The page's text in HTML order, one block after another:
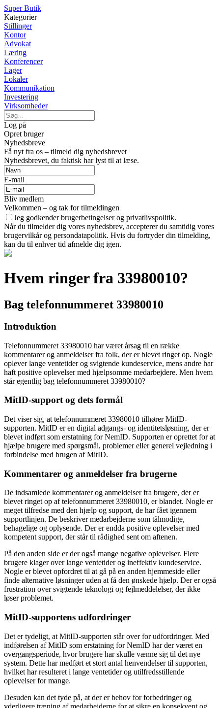
Super Butik
Kategorier
Stillinger
Kontor
Advokat
Læring
Konferencer
Lager
Lokaler
Kommunikation
Investering
Virksomheder
Log på
Opret bruger
Nyhedsbreve
Få nyt fra os – tilmeld dig nyhedsbrevet
Nyhedsbrevet, du faktisk har lyst til at læse.
E-mail
Bliv medlem
Velkommen – og tak for tilmeldingen
Jeg godkender brugerbetingelser og privatlivspolitik.
Når du tilmelder dig vores nyhedsbrev, accepterer du samtidig vores
brugervilkår og persondatapolitik. Hvis du fortryder din tilmelding,
kan du til enhver tid afmelde dig igen.
Hvem ringer fra 33980010?
Bag telefonnummeret 33980010
Introduktion
Telefonnummeret 33980010 har været årsag til en række
kommentarer og anmeldelser fra folk, der er blevet ringet op. Nogle
oplever lange ventetider og svigtende kundeservice, mens andre har
haft positive oplevelser med hjælpsomme medarbejdere. Men hvem
står egentlig bag telefonnummeret 33980010?
MitID-support og dets formål
Det viser sig, at telefonnummeret 33980010 tilhører MitID-
supporten. MitID er en digital adgangs- og identitetsløsning, der er
blevet indført som erstatning for NemID. Supporten er oprettet for at
hjælpe brugere med spørgsmål, problemer eller generel vejledning i
forbindelse med brugen af MitID.
Kommentarer og anmeldelser fra brugerne
De indsamlede kommentarer og anmeldelser fra brugere, der er
blevet ringet op af telefonnummeret 33980010, er blandet. Nogle er
meget tilfredse med den hjælp og support, de har fået igennem
supportlinjen. De beskriver medarbejderne som tålmodige,
behagelige og oplysende. Der er endda positive oplevelser med
kompetent support, der står til rådighed sent om aftenen.
På den anden side er der også mange negative oplevelser. Flere
brugere klager over lange ventetider og ineffektiv kundeservice.
Nogle er blevet opfordret til at gå på en anden hjemmeside eller
finde alternative løsninger uden at få den ønskede hjælp. Der er også
frustration over svigtende teknologi og fejlmeddelelser, der ikke
løser problemet.
MitID-supportens udfordringer
Det er tydeligt, at MitID-supporten står over for udfordringer. Med
indførelsen af MitID som erstatning for NemID har der været en
overgangsperiode, hvor brugere har skulle vænne sig til det nye
system. Dette har medført et stort antal henvendelser til supporten,
hvilket har resulteret i lange ventetider og utilfredsstillende
oplevelser for mange.
Desuden kan det tyde på, at der er behov for forbedringer og
yderligere træning af medarbejderne for at sikre en konsekvent og